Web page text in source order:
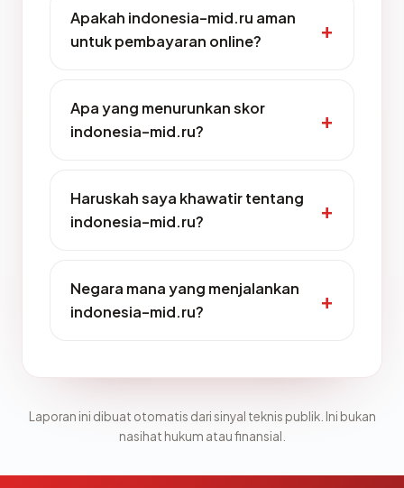
Apakah indonesia-mid.ru aman
untuk pembayaran online?
Apa yang menurunkan skor
indonesia-mid.ru?
Haruskah saya khawatir tentang
indonesia-mid.ru?
Negara mana yang menjalankan
indonesia-mid.ru?
Laporan ini dibuat otomatis dari sinyal teknis publik. Ini bukan
nasihat hukum atau finansial.